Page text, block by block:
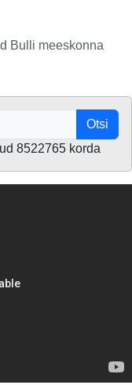
Bulli meeskonna
Otsi
8522765 korda